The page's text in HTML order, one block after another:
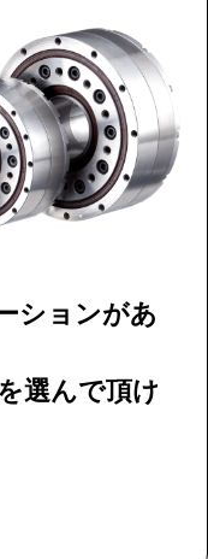
ションがあ
選んで頂け